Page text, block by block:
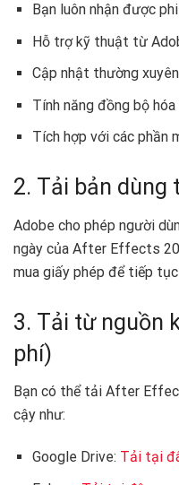
Bạn luôn nhận được
Hỗ trợ kỹ thuật từ
Cập nhật thường
Tính năng đồng bộ
Tích hợp với các phần
2. Tải bản dùng
Adobe cho phép người
ngày của After Effects
mua giấy phép để tiếp
3. Tải từ nguồn
phí)
Bạn có thể tải After
cậy như:
Google Drive: Tải tại